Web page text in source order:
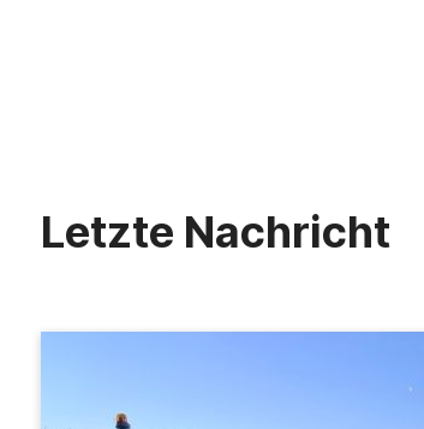
Letzte Nachricht